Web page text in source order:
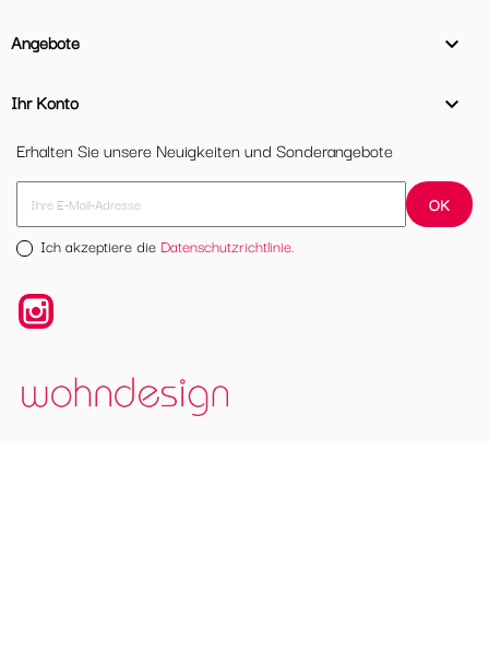
Angebote 
Ihr Konto

Erhalten Sie unsere Neuigkeiten und Sonderangebote
Ich akzeptiere die Datenschutzrichtlinie.